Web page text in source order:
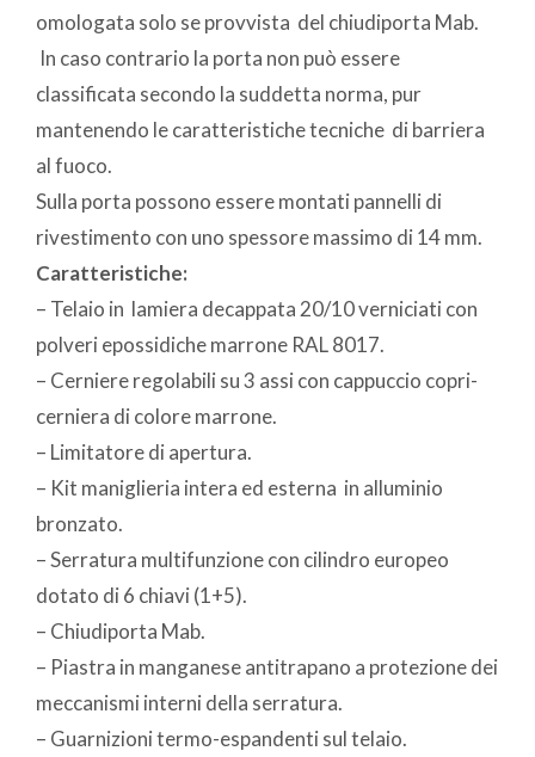
omologata solo se provvista del chiudiporta Mab.
In caso contrario la porta non può essere
classificata secondo la suddetta norma, pur
mantenendo le caratteristiche tecniche di barriera
al fuoco.
Sulla porta possono essere montati pannelli di
rivestimento con uno spessore massimo di 14 mm.
Caratteristiche:
– Telaio in lamiera decappata 20/10 verniciati con
polveri epossidiche marrone RAL 8017.
– Cerniere regolabili su 3 assi con cappuccio copri-
cerniera di colore marrone.
– Limitatore di apertura.
– Kit maniglieria intera ed esterna in alluminio
bronzato.
– Serratura multifunzione con cilindro europeo
dotato di 6 chiavi (1+5).
– Chiudiporta Mab.
– Piastra in manganese antitrapano a protezione dei
meccanismi interni della serratura.
– Guarnizioni termo-espandenti sul telaio.